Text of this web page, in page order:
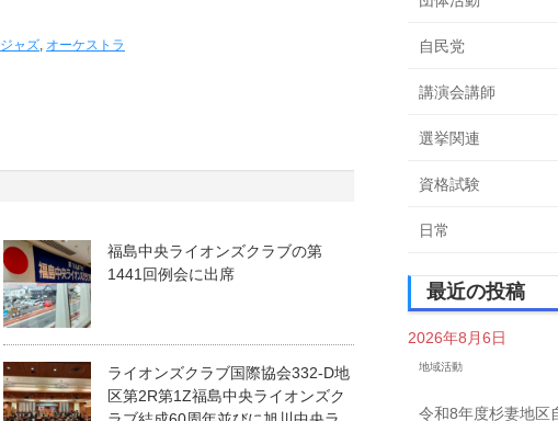
ジャズ, オーケストラ
福島中央ライオンズクラブの第
1441回例会に出席
ライオンズクラブ国際協会332-D地
区第2R第1Z福島中央ライオンズク
自民党
講演会講師
選挙関連
資格試験
日常
最近の投稿
2026年8月6日
地域活動
令和8年度杉妻地区